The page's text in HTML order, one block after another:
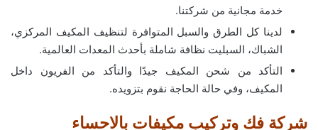
خدمة مجانية من شركتنا.
لدينا كل الطرق والسبل المتوافرة لتنظيف المكيف المركزي،
الشباك، السبليت نظافة شاملة بأحدث المعدات العالمية.
التأكد من شحن المكيف جيدًا والتأكد من الفريون داخل
المكيف، وفي حالة الحاجة نقوم بتزويده.
شركة فك وتركيب مكيفات بالاحساء